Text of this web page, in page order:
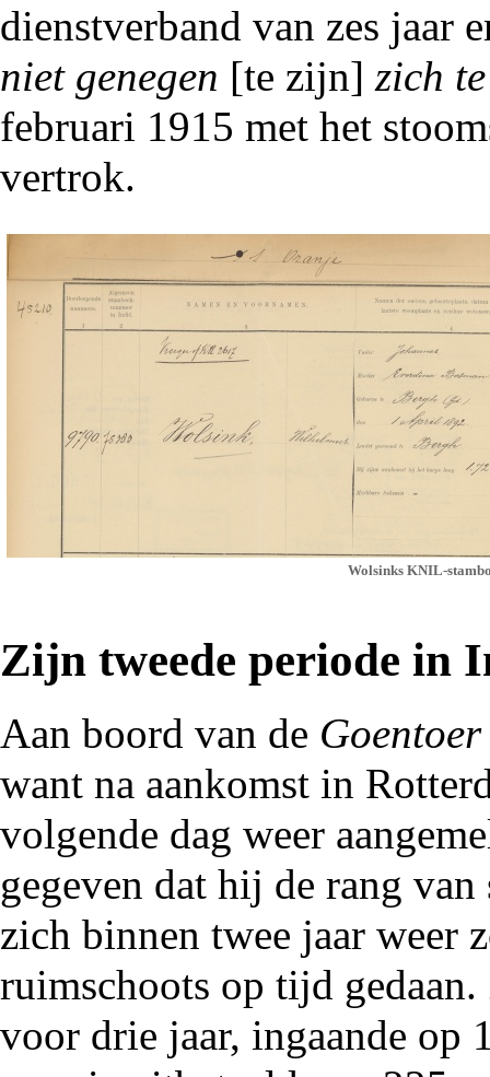
dienstverband van zes jaar
niet genegen [te zijn] zich
februari 1915 met het
vertrok.
Wolsinks KNIL-
Zijn tweede periode in
Aan boord van de Goentoer
want na aankomst in
volgende dag weer
gegeven dat hij de rang
zich binnen twee jaar weer
ruimschoots op tijd
voor drie jaar, ingaande op